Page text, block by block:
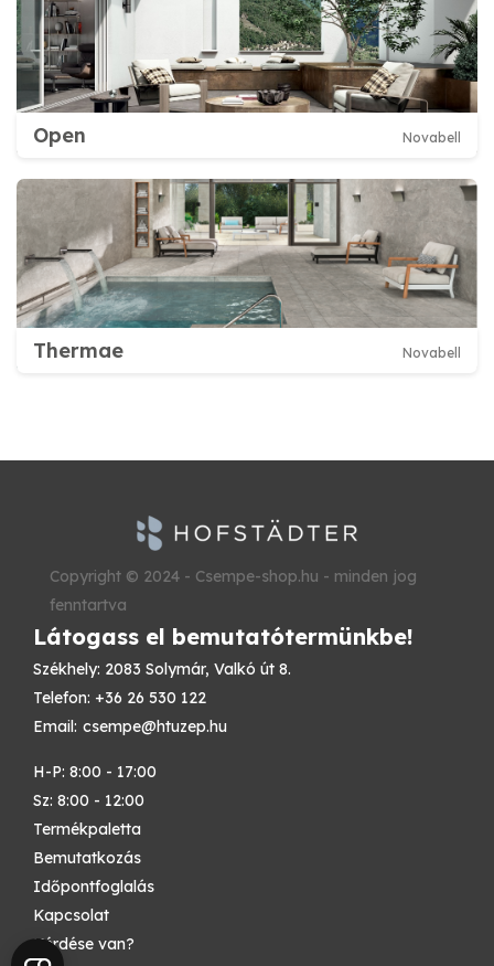
Open Novabell
Thermae Novabell
Copyright © 2024 - Csempe-shop.hu - minden jog
fenntartva
Látogass el bemutatótermünkbe!
Székhely: 2083 Solymár, Valkó út 8.
Telefon: +36 26 530 122
Email: csempe@htuzep.hu
H-P: 8:00 - 17:00
Sz: 8:00 - 12:00
Termékpaletta
Bemutatkozás
Időpontfoglalás
Kapcsolat
Kérdése van?